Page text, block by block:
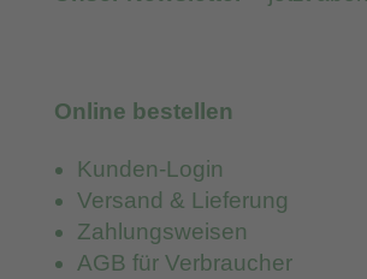
Online bestellen
Kunden-Login
Versand & Lieferung
Zahlungsweisen
AGB für Verbraucher